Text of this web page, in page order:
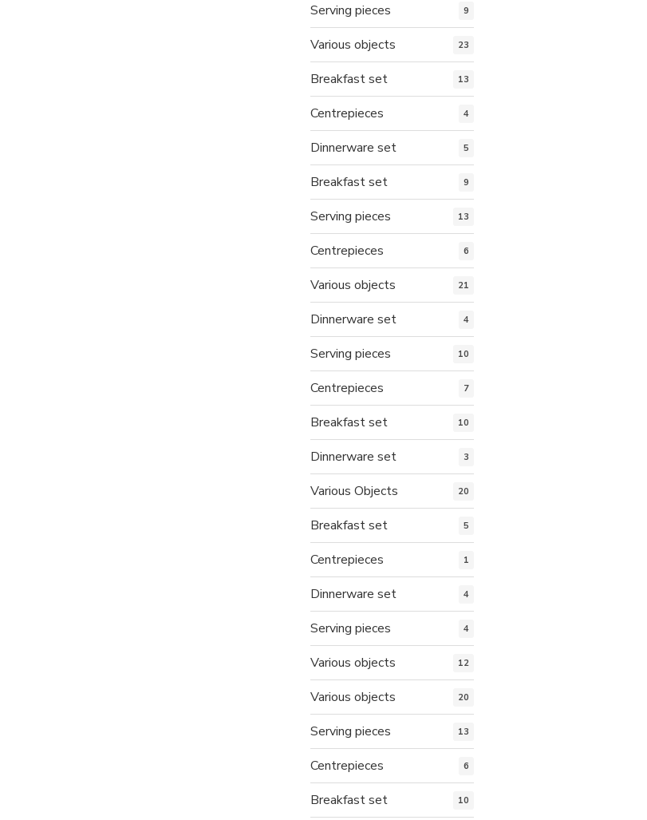
Serving pieces 9
Various objects 23
Breakfast set 13
Centrepieces 4
Dinnerware set 5
Breakfast set 9
Serving pieces 13
Centrepieces 6
Various objects 21
Dinnerware set 4
Serving pieces 10
Centrepieces 7
Breakfast set 10
Dinnerware set 3
Various Objects 20
Breakfast set 5
Centrepieces 1
Dinnerware set 4
Serving pieces 4
Various objects 12
Various objects 20
Serving pieces 13
Centrepieces 6
Breakfast set 10